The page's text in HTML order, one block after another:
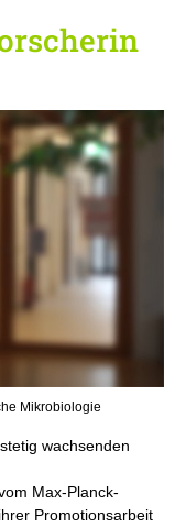
Mikrobiologie
wachsenden
Max-Planck-
Promotionsarbeit